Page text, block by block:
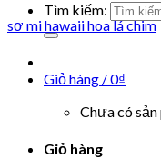
Tìm kiếm:
Giỏ hàng /0₫
Chưa có
Giỏ hàng
sơ mi hawaii hoa lá chim